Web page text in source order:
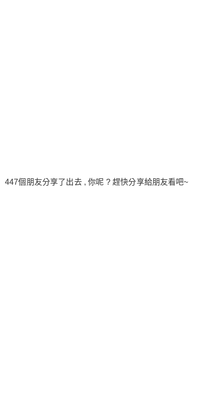
447個朋友分享了出去 , 你呢 ? 趕快分享給朋友看吧~